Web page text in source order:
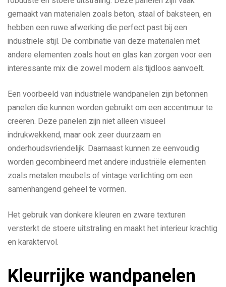
gemaakt van materialen zoals beton, staal of baksteen, en
hebben een ruwe afwerking die perfect past bij een
industriële stijl. De combinatie van deze materialen met
andere elementen zoals hout en glas kan zorgen voor een
interessante mix die zowel modern als tijdloos aanvoelt.
Een voorbeeld van industriële wandpanelen zijn betonnen
panelen die kunnen worden gebruikt om een accentmuur te
creëren. Deze panelen zijn niet alleen visueel
indrukwekkend, maar ook zeer duurzaam en
onderhoudsvriendelijk. Daarnaast kunnen ze eenvoudig
worden gecombineerd met andere industriële elementen
zoals metalen meubels of vintage verlichting om een
samenhangend geheel te vormen.
Het gebruik van donkere kleuren en zware texturen
versterkt de stoere uitstraling en maakt het interieur krachtig
en karaktervol.
Kleurrijke wandpanelen